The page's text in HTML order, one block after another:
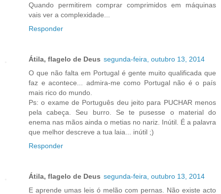
Quando permitirem comprar comprimidos em máquinas
vais ver a complexidade...
Responder
Átila, flagelo de Deus segunda-feira, outubro 13, 2014
O que não falta em Portugal é gente muito qualificada que
faz e acontece... admira-me como Portugal não é o país
mais rico do mundo.
Ps: o exame de Português deu jeito para PUCHAR menos
pela cabeça. Seu burro. Se te pusesse o material do
enema nas mãos ainda o metias no nariz. Inútil. É a palavra
que melhor descreve a tua laia... inútil ;)
Responder
Átila, flagelo de Deus segunda-feira, outubro 13, 2014
E aprende umas leis ó melão com pernas. Não existe acto